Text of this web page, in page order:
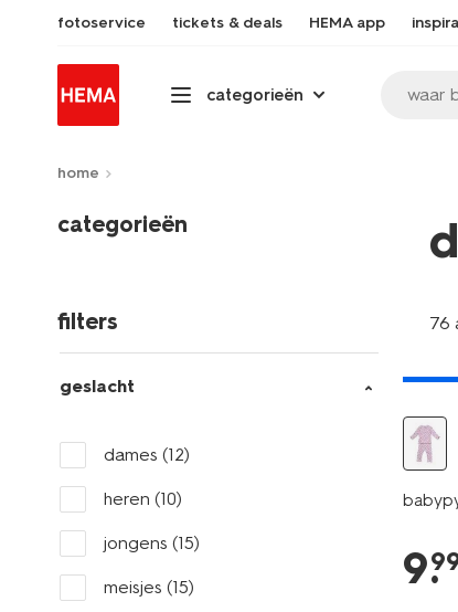
fotoservice tickets & deals HEMA app
categorieën waar
home
categorieën
filters
geslacht
dames (12)
heren (10)
jongens (15)
meisjes (15)
76
9.